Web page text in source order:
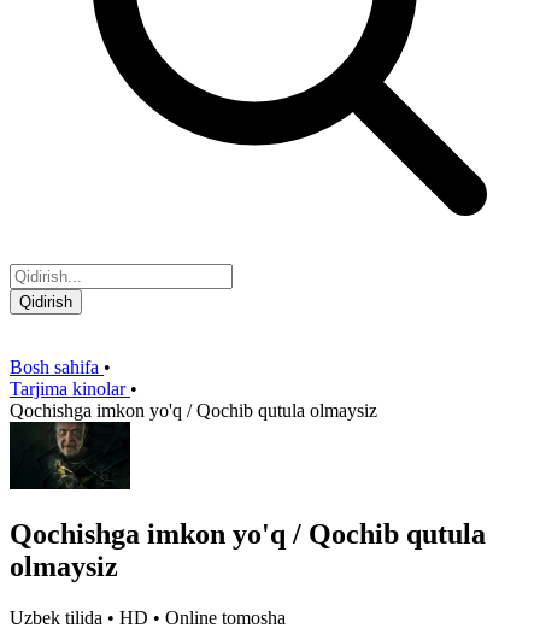
Qidirish
Bosh sahifa •
Tarjima kinolar •
Qochishga imkon yo'q / Qochib qutula olmaysiz
Qochishga imkon yo'q / Qochib qutula
olmaysiz
Uzbek tilida • HD • Online tomosha